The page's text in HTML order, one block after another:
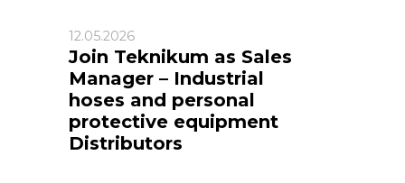
12.05.2026
Join Teknikum as Sales
Manager – Industrial
hoses and personal
protective equipment
Distributors